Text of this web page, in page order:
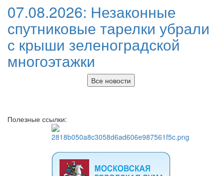
07.08.2026: Незаконные
спутниковые тарелки убрали
с крыши зеленоградской
многоэтажки
Все новости
Полезные ссылки: